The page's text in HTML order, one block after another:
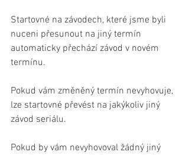
Startovné na závodech, které jsme byli
nuceni přesunout na jiný termín
automaticky přechází závod v novém
termínu.
Pokud vám změněný termín nevyhovuje,
lze startovné převést na jakýkoliv jiný
závod seriálu.
Pokud by vám nevyhovoval žádný jiný